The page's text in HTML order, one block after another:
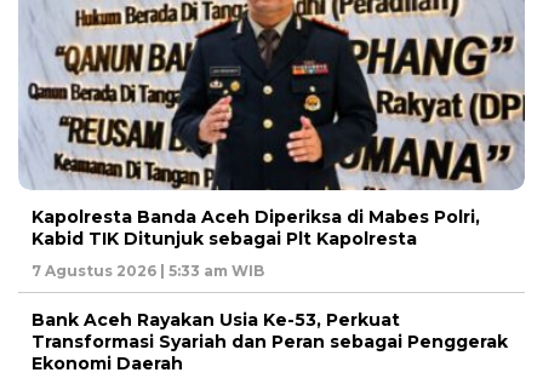
Kapolresta Banda Aceh Diperiksa di Mabes Polri,
Kabid TIK Ditunjuk sebagai Plt Kapolresta
7 Agustus 2026 | 5:33 am WIB
Bank Aceh Rayakan Usia Ke-53, Perkuat
Transformasi Syariah dan Peran sebagai Penggerak
Ekonomi Daerah